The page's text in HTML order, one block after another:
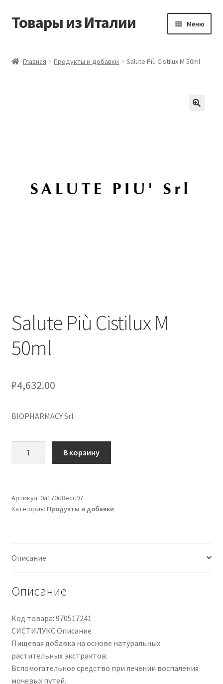
Перейти
Перейти
Товары из Италии Меню
Главная Продукты и добавки Salute Più Cistilux M 50ml
Salute Più Cistilux M
50ml
₽4,632.00
BIOPHARMACY Srl
Cistilux
M
В корзину
Артикул: 0a170d8ecc97
Категория: Продукты и добавки
Описание
Описание
Код товара: 970517241
СИСТИЛУКС Описание
Пищевая добавка на основе натуральных
растительных экстрактов.
Вспомогательное средство при лечении воспаления
мочевых путей.